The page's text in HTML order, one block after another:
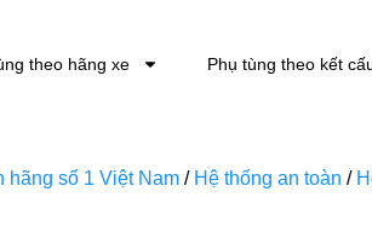
theo hãng xe Phụ tùng theo kết
hãng số 1 Việt Nam / Hệ thống an toàn /